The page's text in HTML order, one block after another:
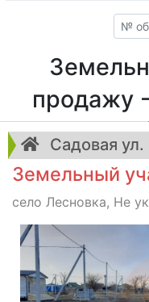
продажу
Садовая ул.
Земельный
село Лесновка, Не